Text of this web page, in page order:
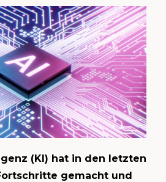
(KI) hat in den letzten
gemacht und